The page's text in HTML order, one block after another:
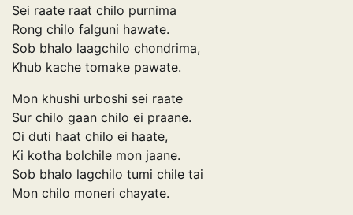
Sei raate raat chilo purnima
Rong chilo falguni hawate.
Sob bhalo laagchilo chondrima,
Khub kache tomake pawate.
Mon khushi urboshi sei raate
Sur chilo gaan chilo ei praane.
Oi duti haat chilo ei haate,
Ki kotha bolchile mon jaane.
Sob bhalo lagchilo tumi chile tai
Mon chilo moneri chayate.